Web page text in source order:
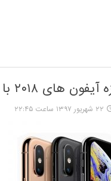
۲۰۱۸ با سایر پرچمداران
۲۲ شهریور ۱۳۹۷ ساعت ۲۲:۴۵